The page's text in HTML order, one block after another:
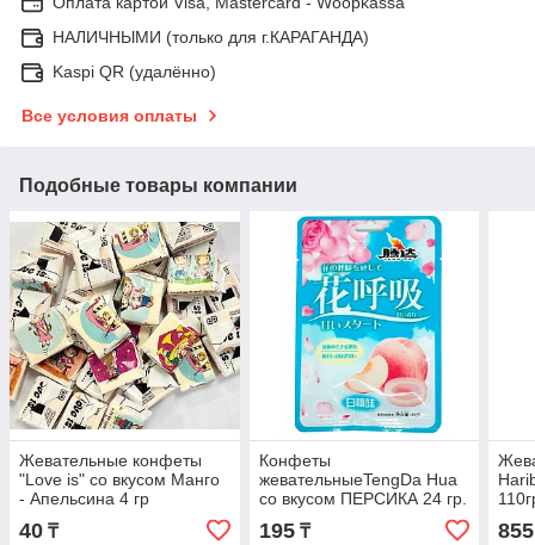
НАЛИЧНЫМИ (только для г.КАРАГАНДА)
Kaspi QR (удалённо)
Все условия оплаты
Подобные товары компании
Жевательные конфеты
"Love is" со вкусом Манго
- Апельсина 4 гр
40 ₸
Конфеты
жевательныеTengDa Hua
со вкусом ПЕРСИКА 24 гр.
(20 шт в упак.)
195₸ 855